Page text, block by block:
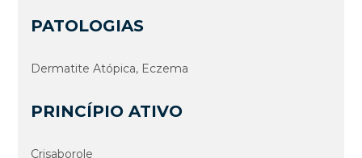
PATOLOGIAS
Dermatite Atópica, Eczema
PRINCÍPIO ATIVO
Crisaborole